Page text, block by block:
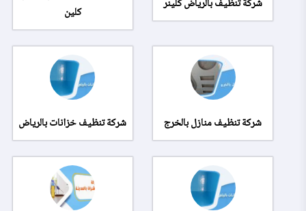
شركة تنظيف بالرياض كلينر
كلين
شركة تنظيف منازل بالخرج شركة تنظيف خزانات بالرياض